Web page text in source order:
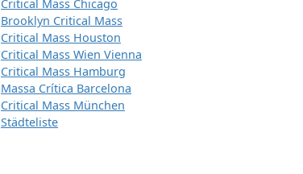
Critical Mass Chicago
Brooklyn Critical Mass
Critical Mass Houston
Critical Mass Wien Vienna
Critical Mass Hamburg
Massa Crítica Barcelona
Critical Mass München
Städteliste